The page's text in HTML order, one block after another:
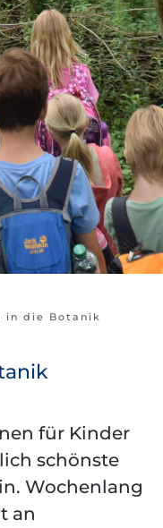
in die Botanik
für Kinder
schönste
Wochenlang
an